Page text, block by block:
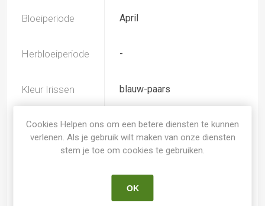
Bloeiperiode April
Herbloeiperiode -
Kleur Irissen blauw-paars
Iris type IB
Cookies Helpen ons om een betere diensten te kunnen
verlenen. Als je gebruik wilt maken van onze diensten
stem je toe om cookies te gebruiken.
OK